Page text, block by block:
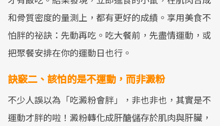
和骨質密度的量測上，都有更好的成績。享用美食不
怕胖的祕訣：先動再吃。吃大餐前，先盡情運動，或
把聚餐安排在你的運動日也行。
訣竅二、該怕的是不運動，而非澱粉
不少人誤以為「吃澱粉會胖」，非也非也，其實是不
運動才胖的啦！澱粉轉化成肝醣儲存於肌肉與肝臟，